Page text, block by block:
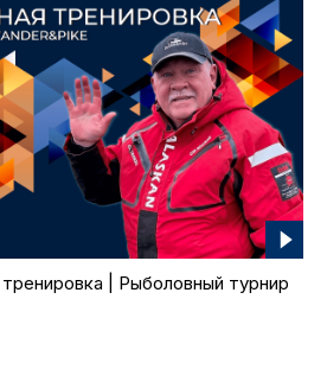
| Рыболовный турнир